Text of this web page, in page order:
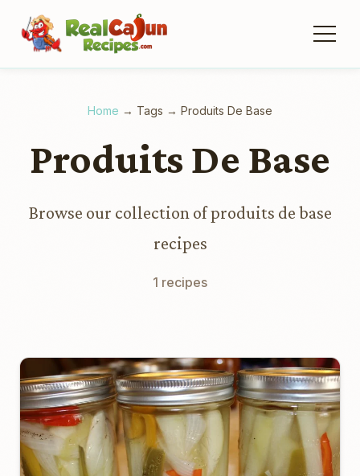
Home → Tags → Produits De Base
Produits De Base
Browse our collection of produits de base
recipes
1 recipes